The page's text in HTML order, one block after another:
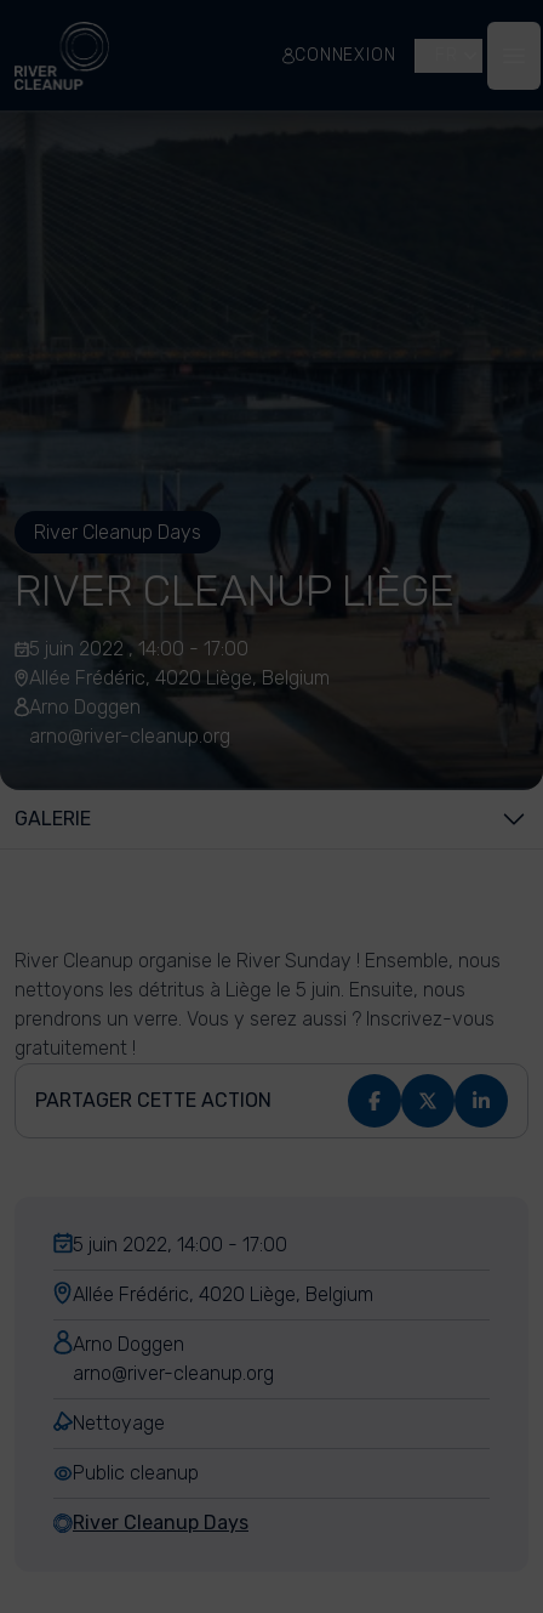
River Cleanup
CONNEXION
River Cleanup Days
RIVER CLEANUP LIÈGE
5 juin 2022 , 14:00 - 17:00
Allée Frédéric, 4020 Liège, Belgium
Arno Doggen
arno@river-cleanup.org
GALERIE
River Cleanup organise le River Sunday ! Ensemble, nous
nettoyons les détritus à Liège le 5 juin. Ensuite, nous
prendrons un verre. Vous y serez aussi ? Inscrivez-vous
gratuitement !
PARTAGER CETTE ACTION
5 juin 2022, 14:00 - 17:00
Allée Frédéric, 4020 Liège, Belgium
Arno Doggen
arno@river-cleanup.org
Nettoyage
Public cleanup
River Cleanup Days